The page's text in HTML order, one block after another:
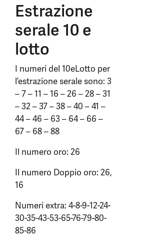
Estrazione
serale 10 e
lotto
I numeri del 10eLotto per
l’estrazione serale sono: 3
– 7 – 11 – 16 – 26 – 28 – 31
– 32 – 37 – 38 – 40 – 41 –
44 – 46 – 63 – 64 – 66 –
67 – 68 – 88
Il numero oro: 26
Il numero Doppio oro: 26,
16
Numeri extra: 4-8-9-12-24-
30-35-43-53-65-76-79-80-
85-86